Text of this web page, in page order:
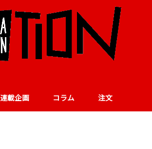
連載企画 コラム 注文